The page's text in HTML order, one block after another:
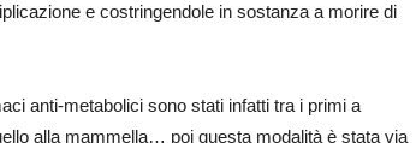
e costringendole in sostanza a morire di
anti-metabolici sono stati infatti tra i primi a
alla mammella… poi questa modalità è stata via